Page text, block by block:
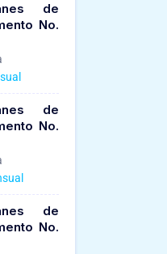
de
No.
de
No.
de
No.